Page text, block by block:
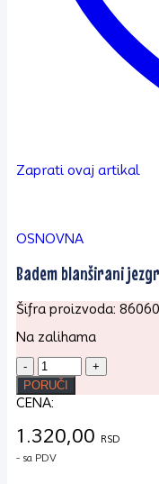
Zaprati ovaj artikal
OSNOVNA
Badem blanširani
Šifra proizvoda:
Na zalihama
Badem
blanširani
jezgro
1kg
PORUČI
CENA:
1.320,00 RSD
- sa PDV